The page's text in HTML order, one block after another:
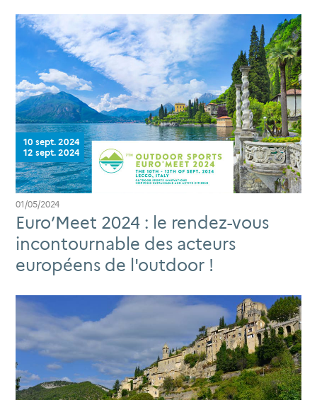
10 sept. 2024
12 sept. 2024
01/05/2024
Euro’Meet 2024 : le rendez-vous
incontournable des acteurs
européens de l'outdoor !